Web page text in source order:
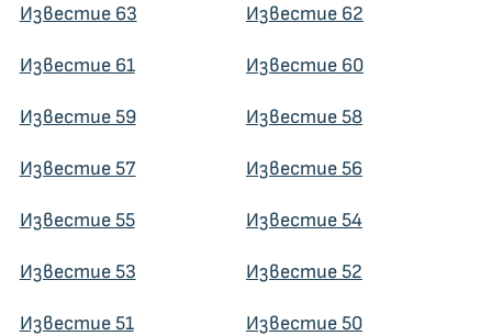
Известие 63 Известие 62
Известие 61 Известие 60
Известие 59 Известие 58
Известие 57 Известие 56
Известие 55 Известие 54
Известие 53 Известие 52
Известие 51 Известие 50